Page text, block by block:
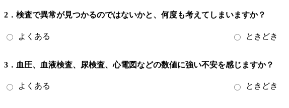
2．検査で異常が見つかるのではないかと、何度も考えてしまいますか？
よくある ときどき
3．血圧、血液検査、尿検査、心電図などの数値に強い不安を感じますか？
よくある ときどき